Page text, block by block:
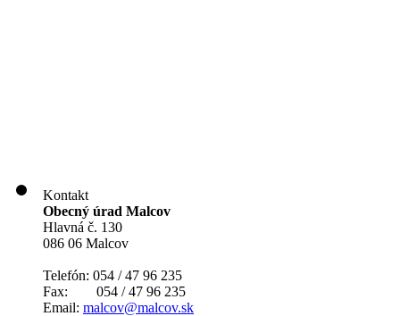
Kontakt
Obecný úrad Malcov
Hlavná č. 130
086 06 Malcov
Telefón: 054 / 47 96 235
Fax: 054 / 47 96 235
Email: malcov@malcov.sk